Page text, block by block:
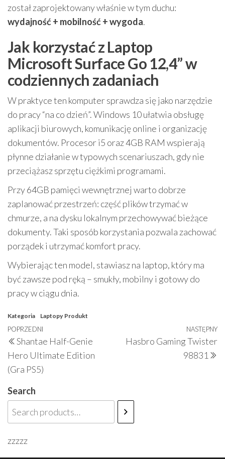
został zaprojektowany właśnie w tym duchu:
wydajność + mobilność + wygoda.
Jak korzystać z Laptop
Microsoft Surface Go 12,4” w
codziennych zadaniach
W praktyce ten komputer sprawdza się jako narzędzie
do pracy “na co dzień”. Windows 10 ułatwia obsługę
aplikacji biurowych, komunikację online i organizację
dokumentów. Procesor i5 oraz 4GB RAM wspierają
płynne działanie w typowych scenariuszach, gdy nie
przeciążasz sprzętu ciężkimi programami.
Przy 64GB pamięci wewnętrznej warto dobrze
zaplanować przestrzeń: część plików trzymać w
chmurze, a na dysku lokalnym przechowywać bieżące
dokumenty. Taki sposób korzystania pozwala zachować
porządek i utrzymać komfort pracy.
Wybierając ten model, stawiasz na laptop, który ma
być zawsze pod ręką – smukły, mobilny i gotowy do
pracy w ciągu dnia.
Kategoria Laptopy Produkt
Nawigacja
wpisu
Poprzedni
wpis
POPRZEDNI
Shantae Half-Genie
Hero Ultimate Edition
(Gra PS5)
NASTĘPNY
Hasbro Gaming Twister
98831
Search
zzzzz